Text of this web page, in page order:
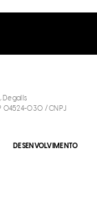
verniz preto
Degalls
04524-030 / CNPJ
DESENVOLVIMENTO